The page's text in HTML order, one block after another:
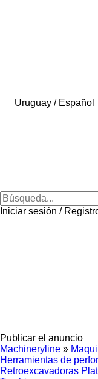
Uruguay / Español
Iniciar sesión /
Publicar el anuncio
Machineryline »
Herramientas de
Retroexcavadoras